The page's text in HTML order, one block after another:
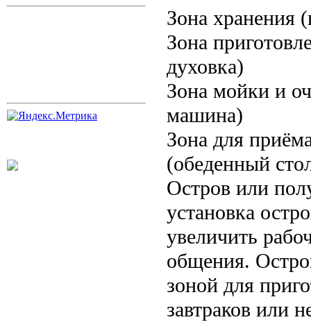
Зона хранения
Зона
духовка)
Зона мойки и
машина)
Зона для
(обеденный
Остров или
установка
увеличить
общения.
зоной для
завтраков или